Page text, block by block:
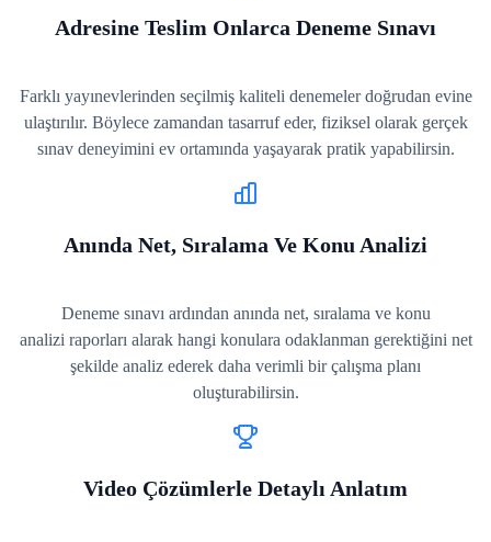
Adresine Teslim Onlarca Deneme Sınavı
Farklı yayınevlerinden seçilmiş kaliteli denemeler doğrudan evine
ulaştırılır. Böylece zamandan tasarruf eder, fiziksel olarak gerçek
sınav deneyimini ev ortamında yaşayarak pratik yapabilirsin.
Anında Net, Sıralama Ve Konu Analizi
Deneme sınavı ardından anında net, sıralama ve konu
analizi raporları alarak hangi konulara odaklanman gerektiğini net
şekilde analiz ederek daha verimli bir çalışma planı
oluşturabilirsin.
Video Çözümlerle Detaylı Anlatım